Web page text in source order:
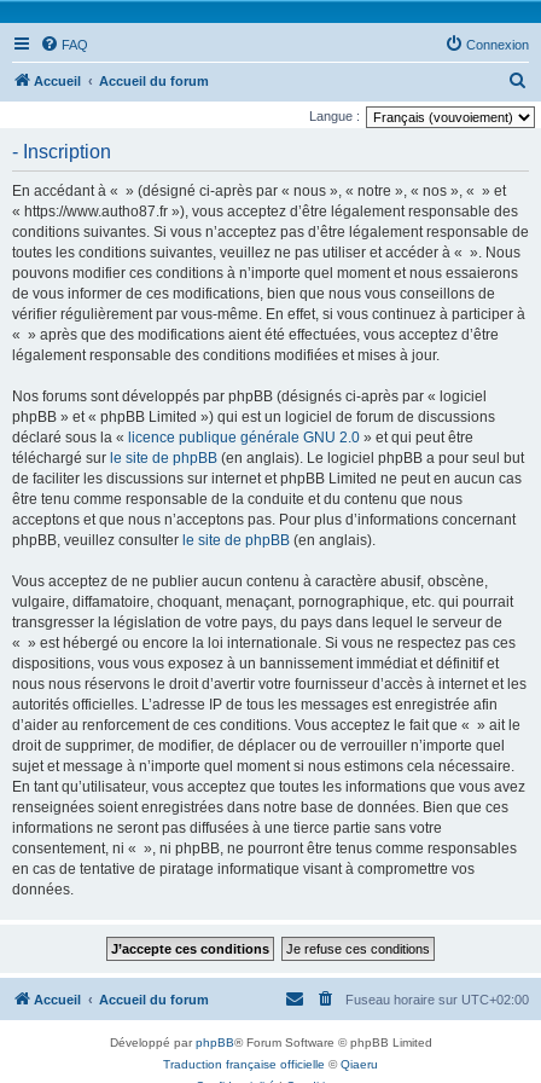
FAQ Connexion
Accueil Accueil du forum
e
Langue :
- Inscription
En accédant à « » (désigné ci-après par « nous », « notre », « nos », « » et
« https://www.autho87.fr »), vous acceptez d’être légalement responsable des
conditions suivantes. Si vous n’acceptez pas d’être légalement responsable de
toutes les conditions suivantes, veuillez ne pas utiliser et accéder à « ». Nous
pouvons modifier ces conditions à n’importe quel moment et nous essaierons
de vous informer de ces modifications, bien que nous vous conseillons de
vérifier régulièrement par vous-même. En effet, si vous continuez à participer à
« » après que des modifications aient été effectuées, vous acceptez d’être
légalement responsable des conditions modifiées et mises à jour.
Nos forums sont développés par phpBB (désignés ci-après par « logiciel
phpBB » et « phpBB Limited ») qui est un logiciel de forum de discussions
déclaré sous la « licence publique générale GNU 2.0 » et qui peut être
téléchargé sur le site de phpBB (en anglais). Le logiciel phpBB a pour seul but
de faciliter les discussions sur internet et phpBB Limited ne peut en aucun cas
être tenu comme responsable de la conduite et du contenu que nous
acceptons et que nous n’acceptons pas. Pour plus d’informations concernant
phpBB, veuillez consulter le site de phpBB (en anglais).
Vous acceptez de ne publier aucun contenu à caractère abusif, obscène,
vulgaire, diffamatoire, choquant, menaçant, pornographique, etc. qui pourrait
transgresser la législation de votre pays, du pays dans lequel le serveur de
« » est hébergé ou encore la loi internationale. Si vous ne respectez pas ces
dispositions, vous vous exposez à un bannissement immédiat et définitif et
nous nous réservons le droit d’avertir votre fournisseur d’accès à internet et les
autorités officielles. L’adresse IP de tous les messages est enregistrée afin
d’aider au renforcement de ces conditions. Vous acceptez le fait que « » ait le
droit de supprimer, de modifier, de déplacer ou de verrouiller n’importe quel
sujet et message à n’importe quel moment si nous estimons cela nécessaire.
En tant qu’utilisateur, vous acceptez que toutes les informations que vous avez
renseignées soient enregistrées dans notre base de données. Bien que ces
informations ne seront pas diffusées à une tierce partie sans votre
consentement, ni « », ni phpBB, ne pourront être tenus comme responsables
en cas de tentative de piratage informatique visant à compromettre vos
données.
Accueil Accueil du forum Fuseau horaire sur UTC+02:00
Développé parphpBB® Forum Software © phpBB Limited
Traduction française officielle ©Qiaeru